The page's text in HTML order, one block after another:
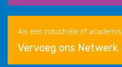
Als een industriële of
Vervoeg ons Netwerk